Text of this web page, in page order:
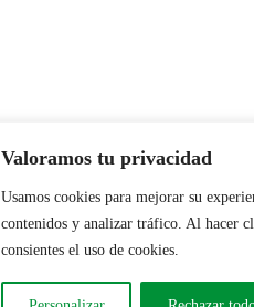
Valoramos tu privacidad
Usamos cookies para mejorar su
contenidos y analizar tráfico. Al hacer
consientes el uso de cookies.